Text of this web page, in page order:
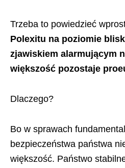
Trzeba to powiedzieć
Polexitu na poziomie
zjawiskiem alarmującym
większość pozostaje
Dlaczego?
Bo w sprawach
bezpieczeństwa państwa
większość. Państwo